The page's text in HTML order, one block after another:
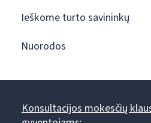
Ieškome turto savininkų
Nuorodos
Konsultacijos mokesčių